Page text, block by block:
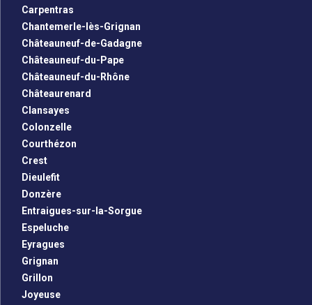
Carpentras
Chantemerle-lès-Grignan
Châteauneuf-de-Gadagne
Châteauneuf-du-Pape
Châteauneuf-du-Rhône
Châteaurenard
Clansayes
Colonzelle
Courthézon
Crest
Dieulefit
Donzère
Entraigues-sur-la-Sorgue
Espeluche
Eyragues
Grignan
Grillon
Joyeuse